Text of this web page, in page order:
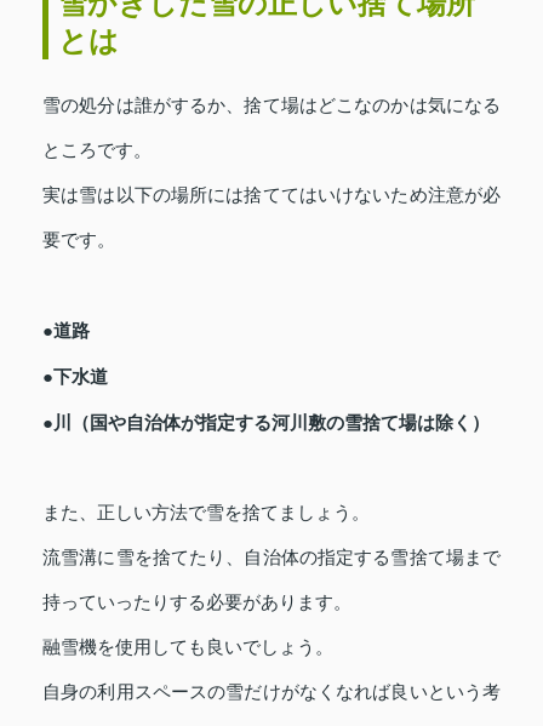
とは
雪の処分は誰がするか、捨て場はどこなのかは気になる
ところです。
実は雪は以下の場所には捨ててはいけないため注意が必
要です。
●道路
●下水道
●川（国や自治体が指定する河川敷の雪捨て場は除く）
また、正しい方法で雪を捨てましょう。
流雪溝に雪を捨てたり、自治体の指定する雪捨て場まで
持っていったりする必要があります。
融雪機を使用しても良いでしょう。
自身の利用スペースの雪だけがなくなれば良いという考